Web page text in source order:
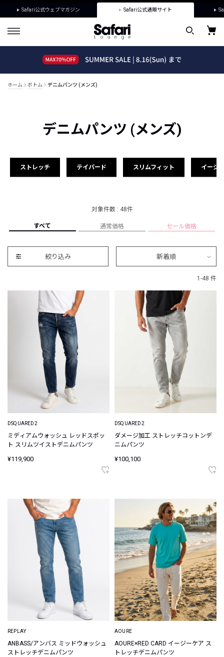
Safari公式ウェブマガジン Safari公式通販サイト
ホーム ボトム デニムパンツ (メンズ)
デニムパンツ (メンズ)
ストレッチ テイパード スリムフィット イージ
対象件数 : 48件
すべて 通常価格 セール価格
絞り込み 新着順
1-48 件
DSQUARED2
ミディアムウォッシュ レッドスポッ
ト スリムツイストデニムパンツ
¥119,900
DSQUARED2
ダメージ加工 ストレッチコットンデ
ニムパンツ
¥100,100
REPLAY
ANBASS/アンバス ミッドウォッシュ
ストレッチデニムパンツ
AOURE
AOURE×RED CARD イージーケア ス
トレッチデニムパンツ